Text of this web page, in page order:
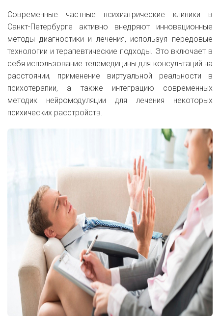
Современные частные психиатрические клиники в
Санкт-Петербурге активно внедряют инновационные
методы диагностики и лечения, используя передовые
технологии и терапевтические подходы. Это включает в
себя использование телемедицины для консультаций на
расстоянии, применение виртуальной реальности в
психотерапии, а также интеграцию современных
методик нейромодуляции для лечения некоторых
психических расстройств.